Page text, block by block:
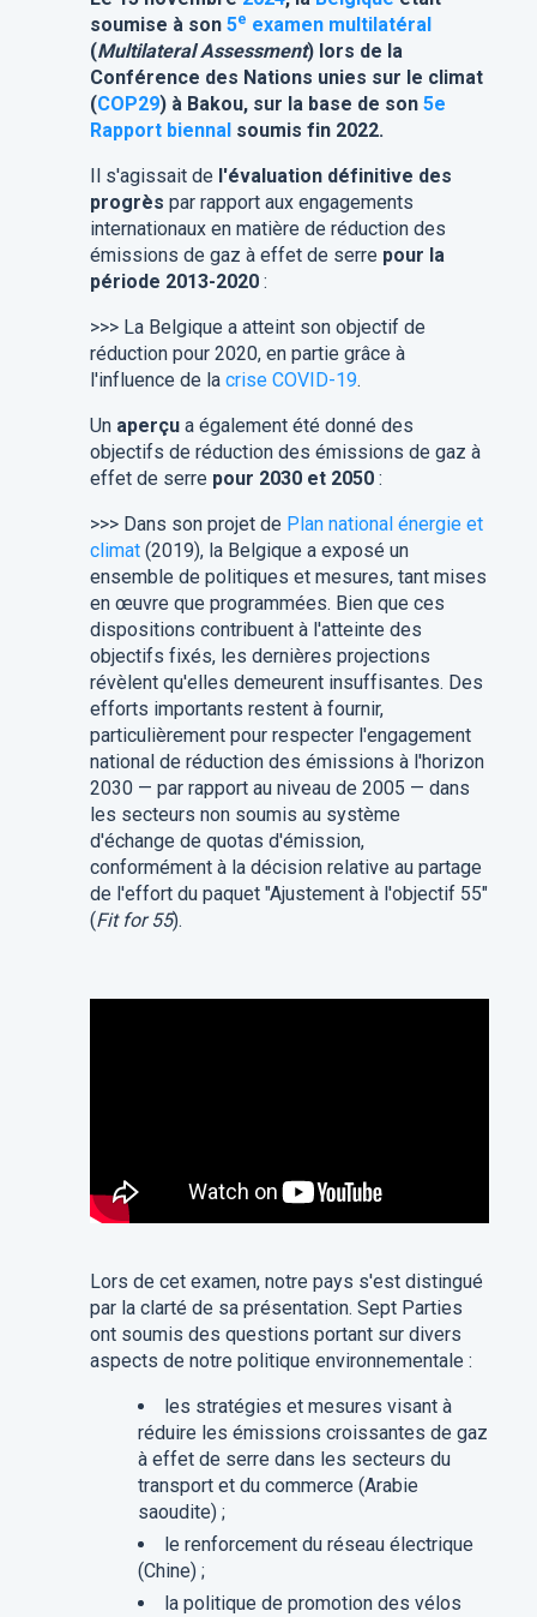
soumise à son 5e examen multilatéral
(Multilateral Assessment) lors de la
Conférence des Nations unies sur le climat
(COP29) à Bakou, sur la base de son 5e
Rapport biennal soumis fin 2022.
Il s'agissait de l'évaluation définitive des
progrès par rapport aux engagements
internationaux en matière de réduction des
émissions de gaz à effet de serre pour la
période 2013-2020:
>>> La Belgique a atteint son objectif de
réduction pour 2020, en partie grâce à
l'influence de la crise COVID-19.
Un aperçu a également été donné des
objectifs de réduction des émissions de gaz à
effet de serre pour 2030 et 2050:
>>> Dans son projet de Plan national énergie et
climat (2019), la Belgique a exposé un
ensemble de politiques et mesures, tant mises
en œuvre que programmées. Bien que ces
dispositions contribuent à l'atteinte des
objectifs fixés, les dernières projections
révèlent qu'elles demeurent insuffisantes. Des
efforts importants restent à fournir,
particulièrement pour respecter l'engagement
national de réduction des émissions à l'horizon
2030 — par rapport au niveau de 2005 — dans
les secteurs non soumis au système
d'échange de quotas d'émission,
conformément à la décision relative au partage
de l'effort du paquet "Ajustement à l'objectif 55"
(Fit for 55).
Lors de cet examen, notre pays s'est distingué
par la clarté de sa présentation. Sept Parties
ont soumis des questions portant sur divers
aspects de notre politique environnementale :
les stratégies et mesures visant à
réduire les émissions croissantes de gaz
à effet de serre dans les secteurs du
transport et du commerce (Arabie
saoudite) ;
le renforcement du réseau électrique
(Chine) ;
la politique de promotion des vélos